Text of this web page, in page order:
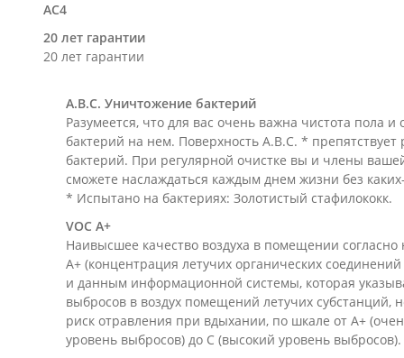
AC4
20 лет гарантии
20 лет гарантии
A.B.C. Уничтожение бактерий
Разумеется, что для вас очень важна чистота пола и
бактерий на нем. Поверхность A.B.C. *
бактерий. При регулярной очистке вы и члены
сможете наслаждаться каждым днем жизни без
* Испытано на бактериях: Золотистый стафилококк.
VOC A+
Наивысшее качество воздуха в помещении согласно
A+ (концентрация летучих органических
и данным информационной системы, которая
выбросов в воздух помещений летучих субстанций,
риск отравления при вдыхании, по шкале от A+
уровень выбросов) до С (высокий уровень выбросов).